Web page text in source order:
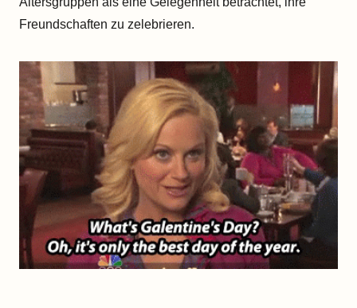
Freundschaften zu zelebrieren.